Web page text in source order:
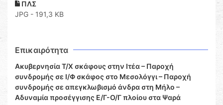
ΠΛΣ
JPG - 191,3 KB
Επικαιρότητα
Ακυβερνησία Τ/Χ σκάφους στην Ιτέα – Παροχή
συνδρομής σε Ι/Φ σκάφος στο Μεσολόγγι – Παροχή
συνδρομής σε απεγκλωβισμό άνδρα στη Μήλο –
Αδυναμία προσέγγισης Ε/Γ-Ο/Γ πλοίου στα Ψαρά